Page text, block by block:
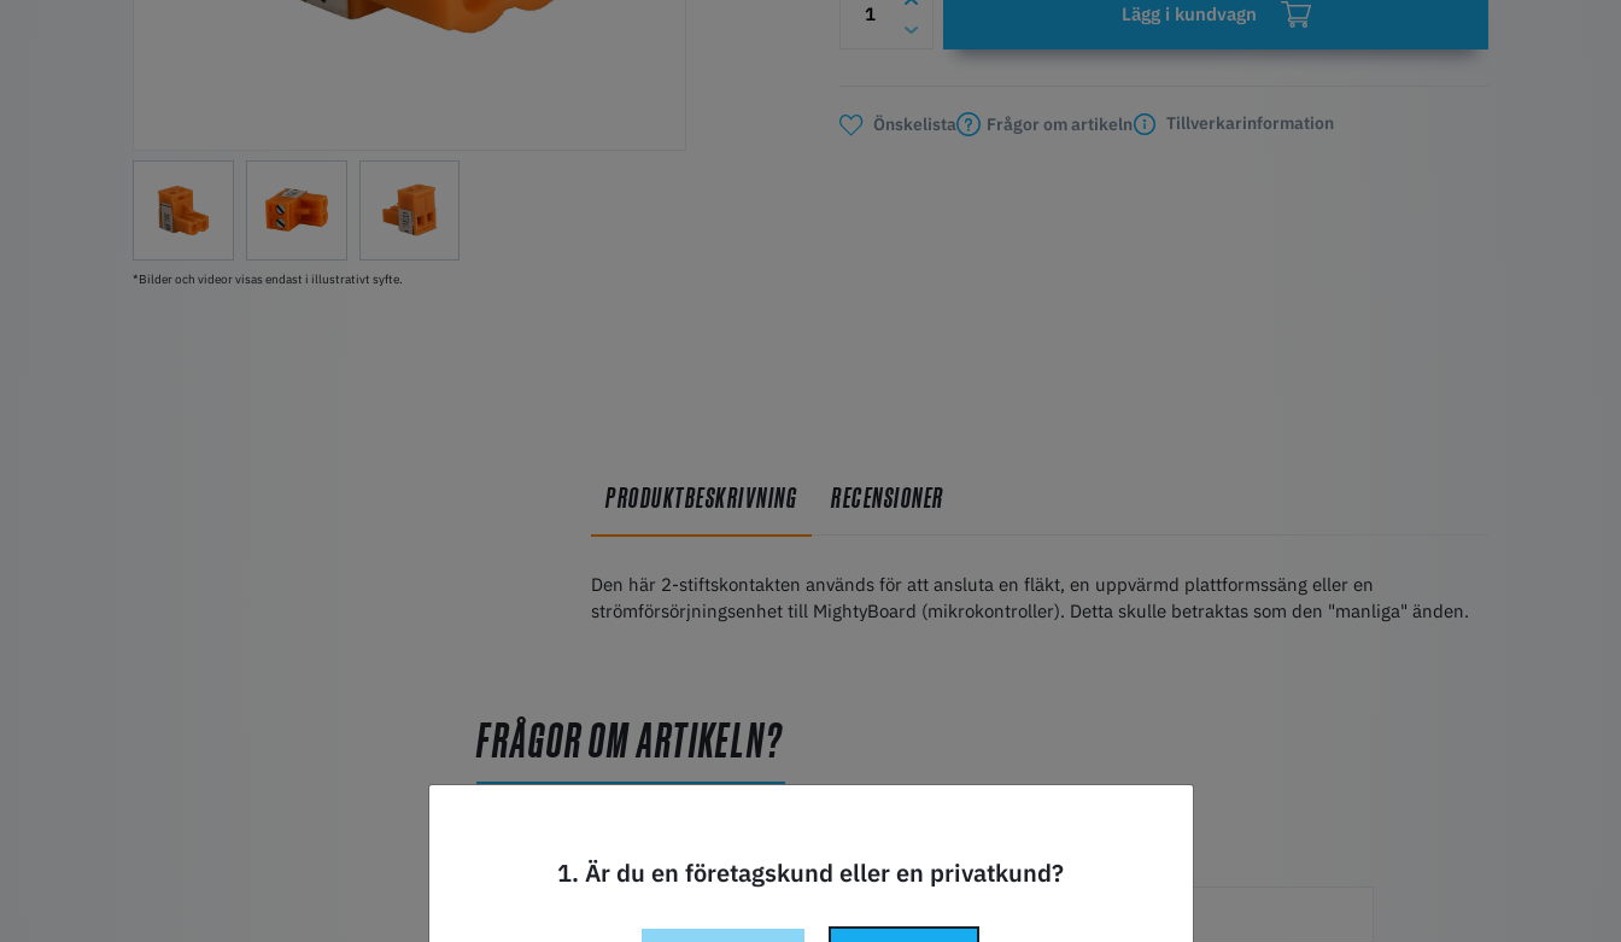
*Bilder och videor visas endast i illustrativt syfte.
Lägg i kundvagn
Önskelista Frågor om artikeln Tillverkarinformation
PRODUKTBESKRIVNING RECENSIONER
Den här 2-stiftskontakten används för att ansluta en fläkt, en uppvärmd plattformssäng eller en
strömförsörjningsenhet till MightyBoard (mikrokontroller). Detta skulle betraktas som den "manliga" änden.
FRÅGOR OM ARTIKELN?
1. Är du en företagskund eller en privatkund?